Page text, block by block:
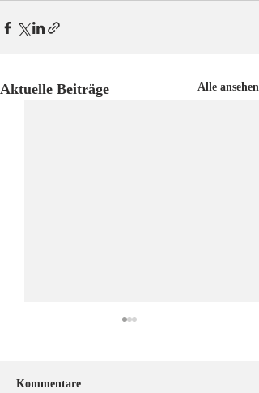
Aktuelle Beiträge Alle ansehen
Kommentare